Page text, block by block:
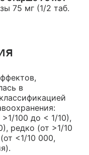
75 мг (1/2 таб.
в
100 до < 1/10),
редко (от >1/10
<1/10 000,